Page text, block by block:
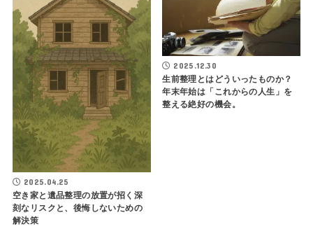
2025.04.25
空き家と遺品整理の放置が招く深
刻なリスクと、後悔しないための
解決策
2025.12.30
生前整理とはどういったものか？
年末年始は「これからの人生」を
整える絶好の機会。